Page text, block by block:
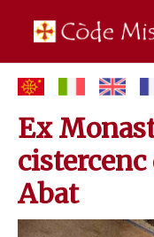
Ex
cistercenc
Abat